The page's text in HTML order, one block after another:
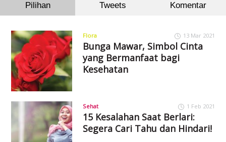
Pilihan Tweets Komentar
Flora 13 Mar 2021
Bunga Mawar, Simbol Cinta
yang Bermanfaat bagi
Kesehatan
Sehat 1 Feb 2021
15 Kesalahan Saat Berlari:
Segera Cari Tahu dan Hindari!